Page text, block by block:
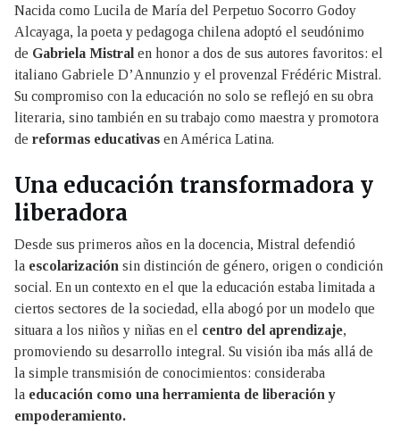
Nacida como Lucila de María del Perpetuo Socorro Godoy
Alcayaga, la poeta y pedagoga chilena adoptó el seudónimo
de Gabriela Mistral en honor a dos de sus autores favoritos: el
italiano Gabriele D’Annunzio y el provenzal Frédéric Mistral.
Su compromiso con la educación no solo se reflejó en su obra
literaria, sino también en su trabajo como maestra y promotora
de reformas educativas en América Latina.
Una educación transformadora y
liberadora
Desde sus primeros años en la docencia, Mistral defendió
la escolarización sin distinción de género, origen o condición
social. En un contexto en el que la educación estaba limitada a
ciertos sectores de la sociedad, ella abogó por un modelo que
situara a los niños y niñas en el centro del aprendizaje,
promoviendo su desarrollo integral. Su visión iba más allá de
la simple transmisión de conocimientos: consideraba
la educación como una herramienta de liberación y
empoderamiento.